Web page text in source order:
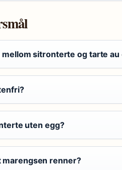
mellom sitronterte og tarte au
uten egg?
marengsen renner?